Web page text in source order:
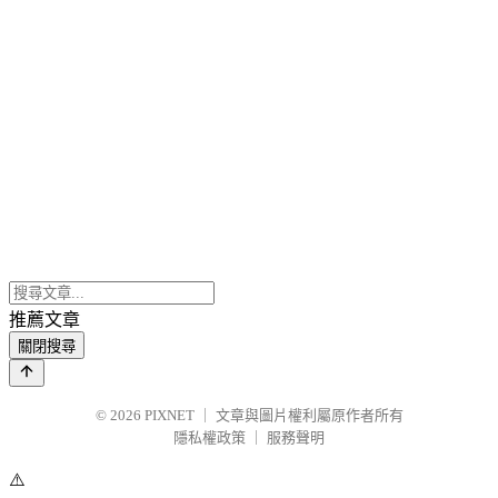
推薦文章
關閉搜尋
© 2026 PIXNET
文章與圖片權利屬原作者所有
隱私權政策
服務聲明
⚠️